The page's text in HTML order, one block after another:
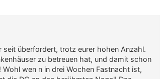
seit überfordert, trotz eurer hohen Anzahl.
zu betreuen hat, und damit schon
wen n in drei Wochen Fastnacht ist,